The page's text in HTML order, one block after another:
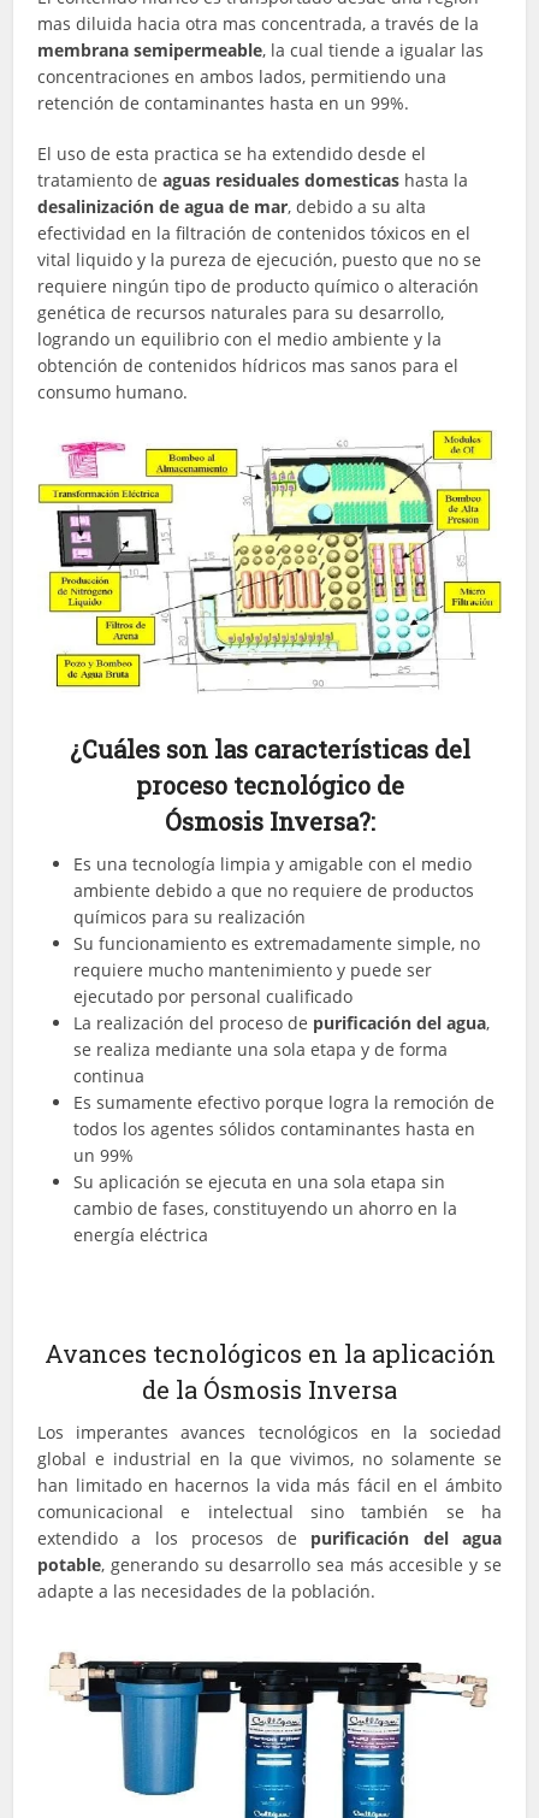
mas diluida hacia otra mas concentrada, a través de la
membrana semipermeable, la cual tiende a igualar las
concentraciones en ambos lados, permitiendo una
retención de contaminantes hasta en un 99%.
El uso de esta practica se ha extendido desde el
tratamiento deaguas residuales domesticas hasta la
desalinización de agua de mar, debido a su alta
efectividad en la filtración de contenidos tóxicos en el
vital liquido y la pureza de ejecución, puesto que no se
requiere ningún tipo de producto químico o alteración
genética de recursos naturales para su desarrollo,
logrando un equilibrio con el medio ambiente y la
obtención de contenidos hídricos mas sanos para el
consumo humano.
¿Cuáles son las características del
proceso tecnológico de
Ósmosis Inversa?:
Es una tecnología limpia y amigable con el medio
ambiente debido a que no requiere de productos
químicos para su realización
Su funcionamiento es extremadamente simple, no
requiere mucho mantenimiento y puede ser
ejecutado por personal cualificado
La realización del proceso de purificación del agua,
se realiza mediante una sola etapa y de forma
continua
Es sumamente efectivo porque logra la remoción de
todos los agentes sólidos contaminantes hasta en
un 99%
Su aplicación se ejecuta en una sola etapa sin
cambio de fases, constituyendo un ahorro en la
energía eléctrica
Avances tecnológicos en la aplicación
de la Ósmosis Inversa
Los imperantes avances tecnológicos en la sociedad
global e industrial en la que vivimos, no solamente se
han limitado en hacernos la vida más fácil en el ámbito
comunicacional e intelectual sino también se ha
extendido a los procesos de purificación del agua
potable, generando su desarrollo sea más accesible y se
adapte a las necesidades de la población.